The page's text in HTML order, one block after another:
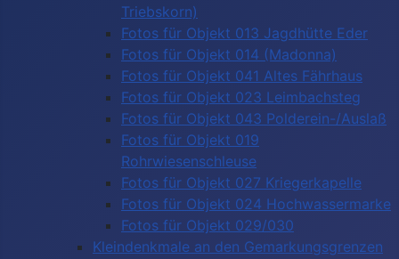
Triebskorn)
Fotos für Objekt 013 Jagdhütte Eder
Fotos für Objekt 014 (Madonna)
Fotos für Objekt 041 Altes Fährhaus
Fotos für Objekt 023 Leimbachsteg
Fotos für Objekt 043 Polderein-/Auslaß
Fotos für Objekt 019
Rohrwiesenschleuse
Fotos für Objekt 027 Kriegerkapelle
Fotos für Objekt 024 Hochwassermarke
Fotos für Objekt 029/030
Kleindenkmale an den Gemarkungsgrenzen